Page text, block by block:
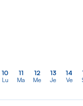
10
Lu
11
Ma
12
Me
13
Je
14
Ve